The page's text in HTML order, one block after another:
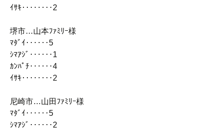
ｲｻｷ‥‥‥‥2
堺市…山本ﾌｧﾐﾘｰ様
ﾏﾀﾞｲ‥‥‥5
ｼﾏｱｼﾞ‥‥‥1
ｶﾝﾊﾟﾁ‥‥‥4
ｲｻｷ‥‥‥‥2
尼崎市…山田ﾌｧﾐﾘｰ様
ﾏﾀﾞｲ‥‥‥5
ｼﾏｱｼﾞ‥‥‥2